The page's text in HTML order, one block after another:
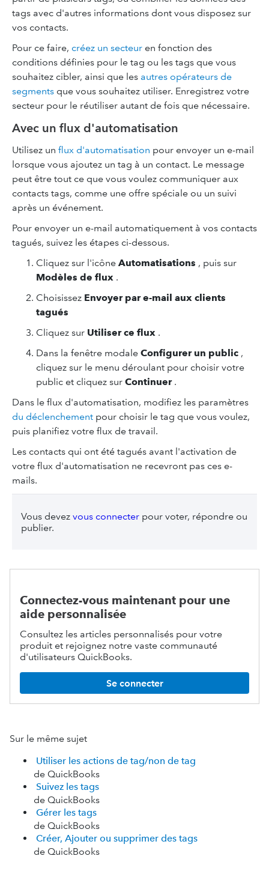
tags avec d'autres informations dont vous disposez sur
vos contacts.
Pour ce faire, créez un secteur en fonction des
conditions définies pour le tag ou les tags que vous
souhaitez cibler, ainsi que les autres opérateurs de
segments que vous souhaitez utiliser. Enregistrez votre
secteur pour le réutiliser autant de fois que nécessaire.
Avec un flux d'automatisation
Utilisez un flux d'automatisation pour envoyer un e-mail
lorsque vous ajoutez un tag à un contact. Le message
peut être tout ce que vous voulez communiquer aux
contacts tags, comme une offre spéciale ou un suivi
après un événement.
Pour envoyer un e-mail automatiquement à vos contacts
tagués, suivez les étapes ci-dessous.
Cliquez sur l'icône Automatisations , puis sur
Modèles de flux .
Choisissez Envoyer par e-mail aux clients
tagués
Cliquez sur Utiliser ce flux .
Dans la fenêtre modale Configurer un public ,
cliquez sur le menu déroulant pour choisir votre
public et cliquez sur Continuer.
Dans le flux d'automatisation, modifiez les paramètres
du déclenchement pour choisir le tag que vous voulez,
puis planifiez votre flux de travail.
Les contacts qui ont été tagués avant l'activation de
votre flux d'automatisation ne recevront pas ces e-
mails.
Vous devez vous connecter pour voter, répondre ou
publier.
Connectez-vous maintenant pour une
aide personnalisée
Consultez les articles personnalisés pour votre
produit et rejoignez notre vaste communauté
d'utilisateurs QuickBooks.
Se connecter
Sur le même sujet
Utiliser les actions de tag/non de tag
de QuickBooks
Suivez les tags
de QuickBooks
Gérer les tags
de QuickBooks
Créer, Ajouter ou supprimer des tags
de QuickBooks